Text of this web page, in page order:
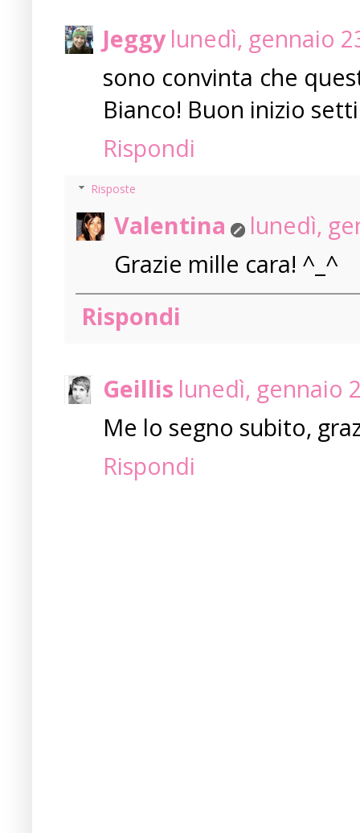
Jeggy lunedì, gennaio
sono convinta che
Bianco! Buon inizio
Rispondi
Risposte
Valentina
lunedì,
Grazie mille cara! ^_^
Rispondi
Geillis lunedì, gennaio
Me lo segno subito,
Rispondi